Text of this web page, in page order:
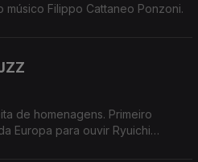
músico Filippo Cattaneo Ponzoni.
de homenagens. Primeiro
Europa para ouvir Ryuichi